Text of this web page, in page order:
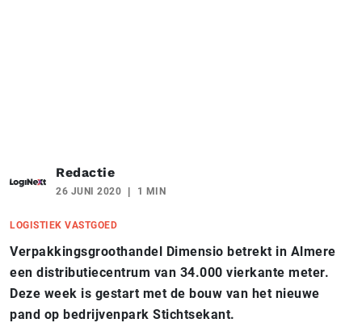
Redactie
26 JUNI 2020 1 MIN
LOGISTIEK VASTGOED
Verpakkingsgroothandel Dimensio betrekt in Almere
een distributiecentrum van 34.000 vierkante meter.
Deze week is gestart met de bouw van het nieuwe
pand op bedrijvenpark Stichtsekant.